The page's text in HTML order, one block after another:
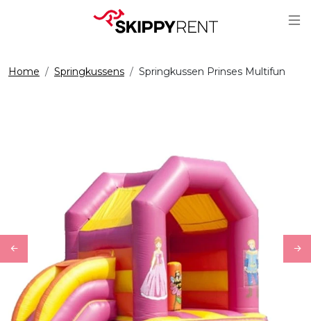
Home Springkussens Springkussen Prinses Multifun
Previous